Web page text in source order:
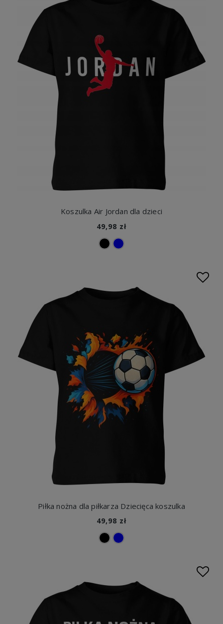
odprowadzającym wilgoć i szybkoschnącym, zapewniając
suchość i komfort nawet podczas najintensywniejszych
zabaw. Z naszymi
koszulkami sportowymi z nadrukiem
dla dzieci
zachęcając dzieci do ruchu i zabawy na świeżym powietrzu.
Koszulka Air Jordan dla dzieci
49,98 zł
Piłka nożna dla piłkarza Dziecięca koszulka
49,98 zł